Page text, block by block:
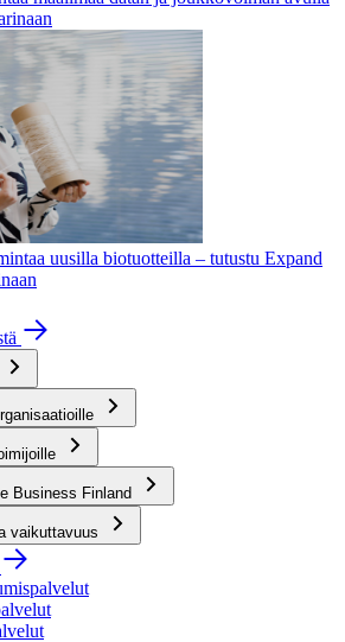
uusilla biotuotteilla – tutustu Expand
Business Finland
vaikuttavuus